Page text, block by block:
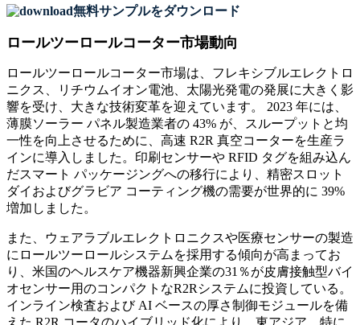
無料サンプルをダウンロード
ロールツーロールコーター市場動向
ロールツーロールコーター市場は、フレキシブルエレクトロ
ニクス、リチウムイオン電池、太陽光発電の発展に大きく影
響を受け、大きな技術変革を迎えています。 2023 年には、
薄膜ソーラー パネル製造業者の 43% が、スループットと均
一性を向上させるために、高速 R2R 真空コーターを生産ラ
インに導入しました。印刷センサーや RFID タグを組み込ん
だスマート パッケージングへの移行により、精密スロット
ダイおよびグラビア コーティング機の需要が世界的に 39%
増加しました。
また、ウェアラブルエレクトロニクスや医療センサーの製造
にロールツーロールシステムを採用する傾向が高まってお
り、米国のヘルスケア機器新興企業の31％が皮膚接触型バイ
オセンサー用のコンパクトなR2Rシステムに投資している。
インライン検査および AI ベースの厚さ制御モジュールを備